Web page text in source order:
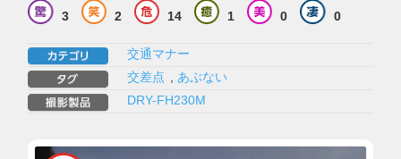
3 2 14 1 0 0
交通マナー
交差点
あぶない
DRY-FH230M